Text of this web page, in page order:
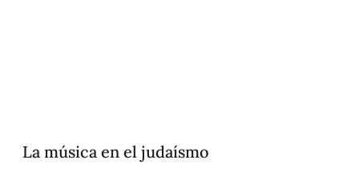
La música en el judaísmo